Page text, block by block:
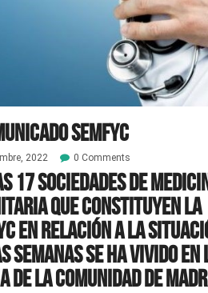
SEMFyC
2022 0 Comments
17 sociedades de
que constituyen la
en relación a la
semanas se ha vivido en
la Comunidad de